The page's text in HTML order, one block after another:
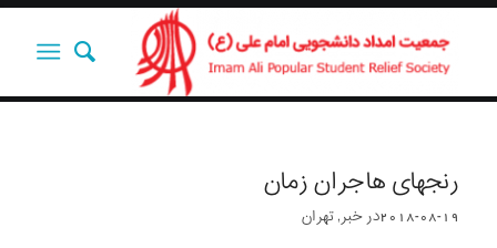
رنجهای هاجران زمان
2018-08-19درخبر,تهران